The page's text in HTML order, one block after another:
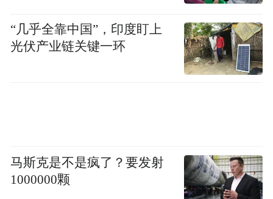
要吹起来的风。
谁在“自愿加班”？
今年1月，美的集团董事长方洪波发布的一份
“几乎全靠中国”，印度盯上
光伏产业链关键一环
马斯克是不是疯了？要发射
1000000颗